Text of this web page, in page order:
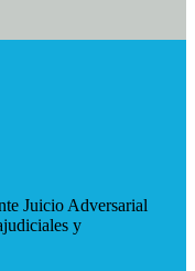
Juicio Adversarial
y